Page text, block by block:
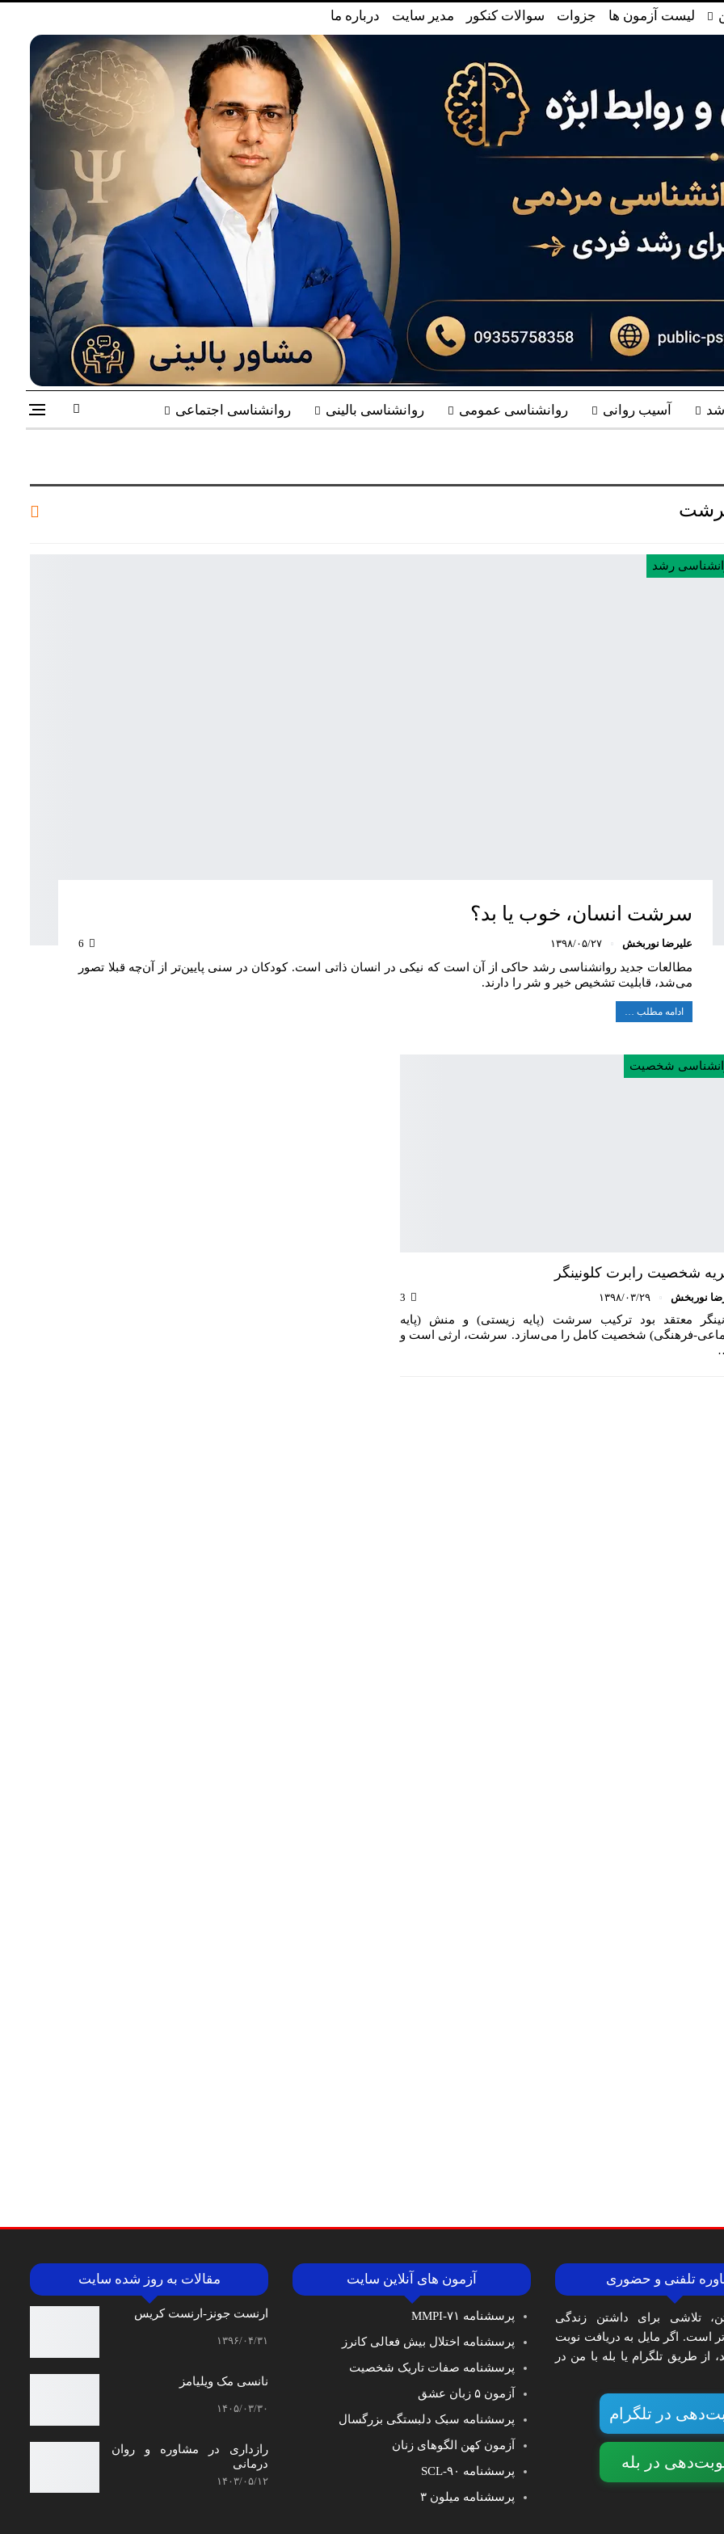
لیست آزمون ها جزوات سوالات کنکور مدیر سایت درباره ما
آسیب روانی روانشناسی عمومی روانشناسی بالینی روانشناسی اجتماعی
رشد
سرشت انسان، خوب یا بد؟
علیرضا نوربخش ۱۳۹۸/۰۵/۲۷
مطالعات جدید روانشناسی رشد حاکی از آن است که نیکی در انسان ذاتی است. کودکان در سنی پایین‌تر از آن‌چه قبلا تصور
می‌شد، قابلیت تشخیص خیر و شر را دارند.
ادامه مطلب …
شخصیت
شخصیت رابرت کلونینگر
نوربخش ۱۳۹۸/۰۳/۲۹
معتقد بود ترکیب سرشت (پایه زیستی) و منش (پایه
فرهنگی) شخصیت کامل را می‌سازد. سرشت، ارثی است و
تلفنی و حضوری
تلاشی برای داشتن زندگی
است. اگر مایل به دریافت نوبت
از طریق تلگرام یا بله با من در
در تلگرام
در بله
آزمون های آنلاین سایت
پرسشنامه MMPI-۷۱
پرسشنامه اختلال بیش فعالی کانرز
پرسشنامه صفات تاریک شخصیت
آزمون ۵ زبان عشق
پرسشنامه سبک دلبستگی بزرگسال
آزمون کهن الگوهای زنان
پرسشنامه SCL-۹۰
پرسشنامه میلون ۳
مقالات به روز شده سایت
ارنست جونز-ارنست کریس
۱۳۹۶/۰۴/۳۱
نانسی مک‌ ویلیامز
۱۴۰۵/۰۳/۳۰
رازداری در مشاوره و روان
درمانی
۱۴۰۳/۰۵/۱۲